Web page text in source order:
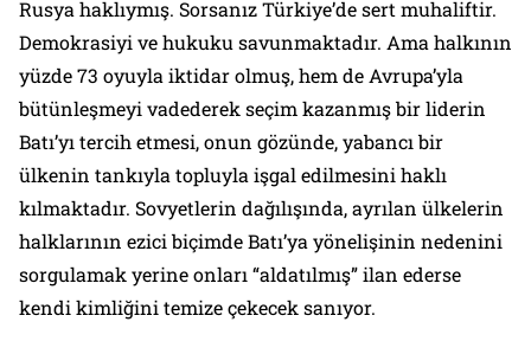
Rusya haklıymış. Sorsanız Türkiye’de sert muhaliftir.
Demokrasiyi ve hukuku savunmaktadır. Ama halkının
yüzde 73 oyuyla iktidar olmuş, hem de Avrupa’yla
bütünleşmeyi vadederek seçim kazanmış bir liderin
Batı’yı tercih etmesi, onun gözünde, yabancı bir
ülkenin tankıyla topluyla işgal edilmesini haklı
kılmaktadır. Sovyetlerin dağılışında, ayrılan ülkelerin
halklarının ezici biçimde Batı’ya yönelişinin nedenini
sorgulamak yerine onları “aldatılmış” ilan ederse
kendi kimliğini temize çekecek sanıyor.